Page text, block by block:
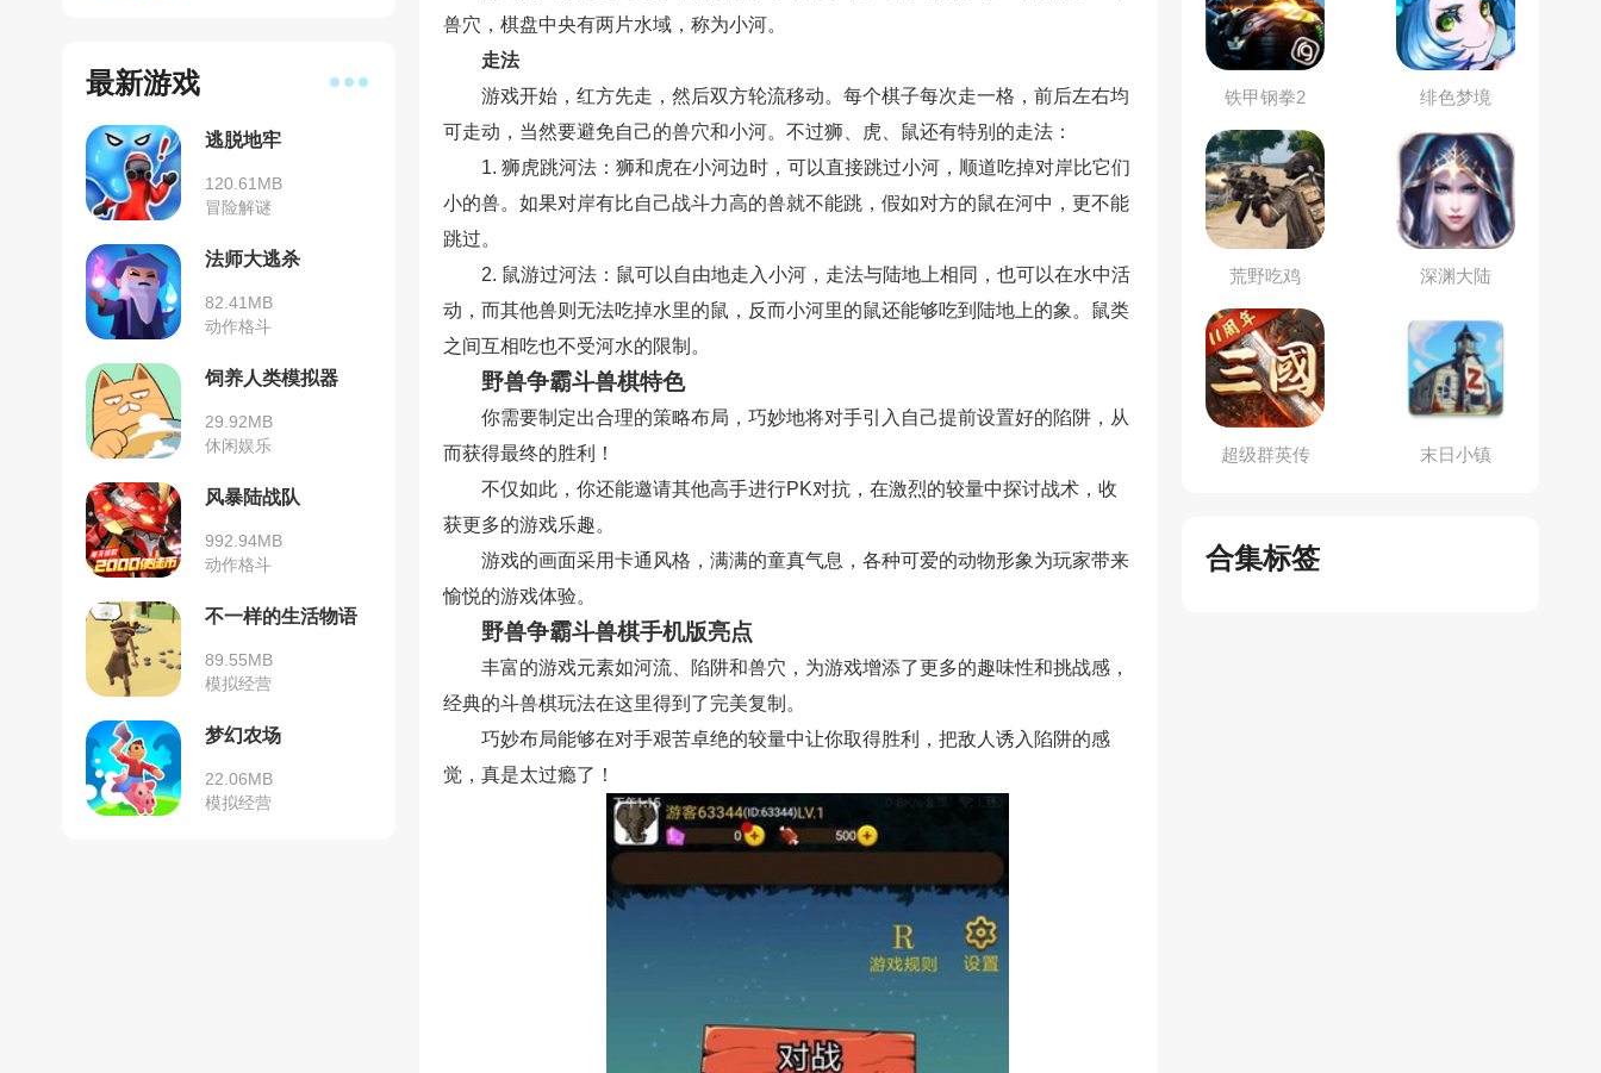
最新游戏
逃脱地牢
120.61MB
冒险解谜
法师大逃杀
82.41MB
动作格斗
饲养人类模拟器
29.92MB
休闲娱乐
风暴陆战队
992.94MB
动作格斗
不一样的生活物语
89.55MB
模拟经营
梦幻农场
22.06MB
模拟经营
兽穴，棋盘中央有两片水域，称为小河。
走法
游戏开始，红方先走，然后双方轮流移动。每个棋子每次走一格，前后左右均
可走动，当然要避免自己的兽穴和小河。不过狮、虎、鼠还有特别的走法：
1. 狮虎跳河法：狮和虎在小河边时，可以直接跳过小河，顺道吃掉对岸比它们
小的兽。如果对岸有比自己战斗力高的兽就不能跳，假如对方的鼠在河中，更不能
跳过。
2. 鼠游过河法：鼠可以自由地走入小河，走法与陆地上相同，也可以在水中活
动，而其他兽则无法吃掉水里的鼠，反而小河里的鼠还能够吃到陆地上的象。鼠类
之间互相吃也不受河水的限制。
野兽争霸斗兽棋特色
你需要制定出合理的策略布局，巧妙地将对手引入自己提前设置好的陷阱，从
而获得最终的胜利！
不仅如此，你还能邀请其他高手进行PK对抗，在激烈的较量中探讨战术，收
获更多的游戏乐趣。
游戏的画面采用卡通风格，满满的童真气息，各种可爱的动物形象为玩家带来
愉悦的游戏体验。
野兽争霸斗兽棋手机版亮点
丰富的游戏元素如河流、陷阱和兽穴，为游戏增添了更多的趣味性和挑战感，
经典的斗兽棋玩法在这里得到了完美复制。
巧妙布局能够在对手艰苦卓绝的较量中让你取得胜利，把敌人诱入陷阱的感
觉，真是太过瘾了！
铁甲钢拳2 绯色梦境
荒野吃鸡 深渊大陆
超级群英传 末日小镇
合集标签